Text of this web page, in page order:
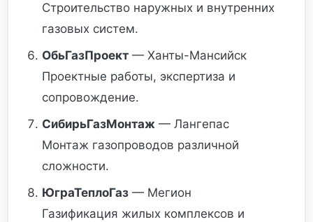
Строительство наружных и внутренних
газовых систем.
ОбьГазПроект — Ханты-Мансийск
Проектные работы, экспертиза и
сопровождение.
СибирьГазМонтаж — Лангепас
Монтаж газопроводов различной
сложности.
ЮграТеплоГаз — Мегион
Газификация жилых комплексов и